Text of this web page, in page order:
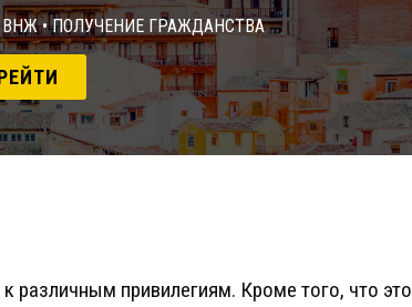
• Получение гражданства
различным привилегиям. Кроме того, что это